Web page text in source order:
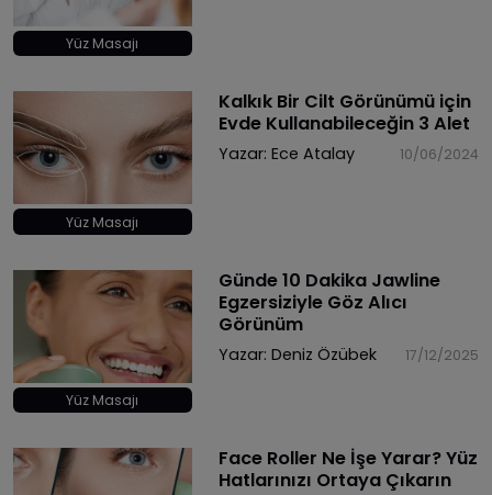
Yüz Masajı
Yüz Masajı
Kalkık Bir Cilt Görünümü için
Evde Kullanabileceğin 3 Alet
Yazar: Ece Atalay 10/06/2024
Yüz Masajı
Günde 10 Dakika Jawline
Egzersiziyle Göz Alıcı
Görünüm
Yazar: Deniz Özübek 17/12/2025
Face Roller Ne İşe Yarar? Yüz
Hatlarınızı Ortaya Çıkarın